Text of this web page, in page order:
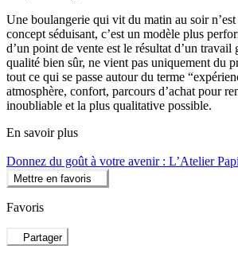
Une boulangerie qui vit du matin au soir n’est
concept séduisant, c’est un modèle plus
d’un point de vente est le résultat d’un travail
qualité bien sûr, ne vient pas uniquement du
tout ce qui se passe autour du terme
atmosphère, confort, parcours d’achat pour
inoubliable et la plus qualitative possible.
En savoir plus
Donnez du goût à votre avenir : L’Atelier
Mettre en favoris
Favoris
Partager